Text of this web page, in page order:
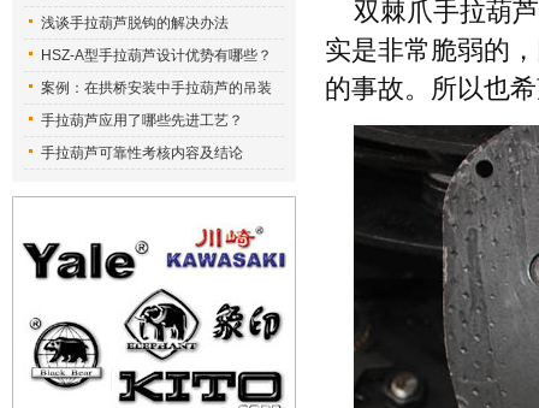
双棘爪手拉葫
实是非常脆弱的
的事故。所以也
浅谈手拉葫芦脱钩的解决办法
HSZ-A型手拉葫芦设计优势有哪些？
案例：在拱桥安装中手拉葫芦的吊装
手拉葫芦应用了哪些先进工艺？
手拉葫芦可靠性考核内容及结论